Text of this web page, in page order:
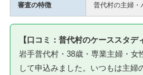
審査の特徴 普代村の主婦・
【口コミ：普代村のケーススタデ
岩手普代村・38歳・専業主婦・女
して申込みました。いつもは主婦